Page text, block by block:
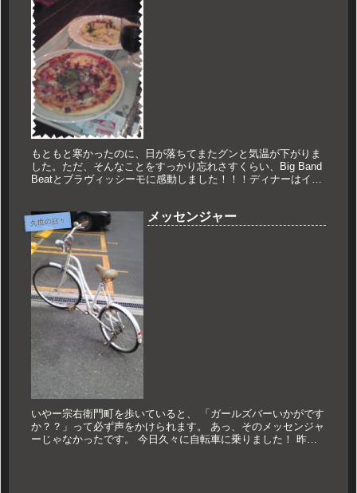
もともと寒かったのに、日が落ちてまたグンと気温が下がりま
した。ただ、そんなことをすっかり忘れさすくらい、Big Band
Beatとブラヴィッシーモに感動しました！！！ディナーはイタ
久世の日々 メッセンジャー
いやー宗右衛門町を歩いていると、 「ガールズバーいかがです
か？？」って必ず声をかけられます。 あっ、そのメッセンジャ
ーじゃなかったです。 今日久々に自転車に乗りました！ 昨日